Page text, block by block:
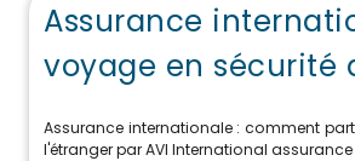
Assurance
voyage en sécurité
Assurance internationale : comment
l'étranger par AVI International